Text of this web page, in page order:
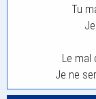
Tu
Le mal
Je ne